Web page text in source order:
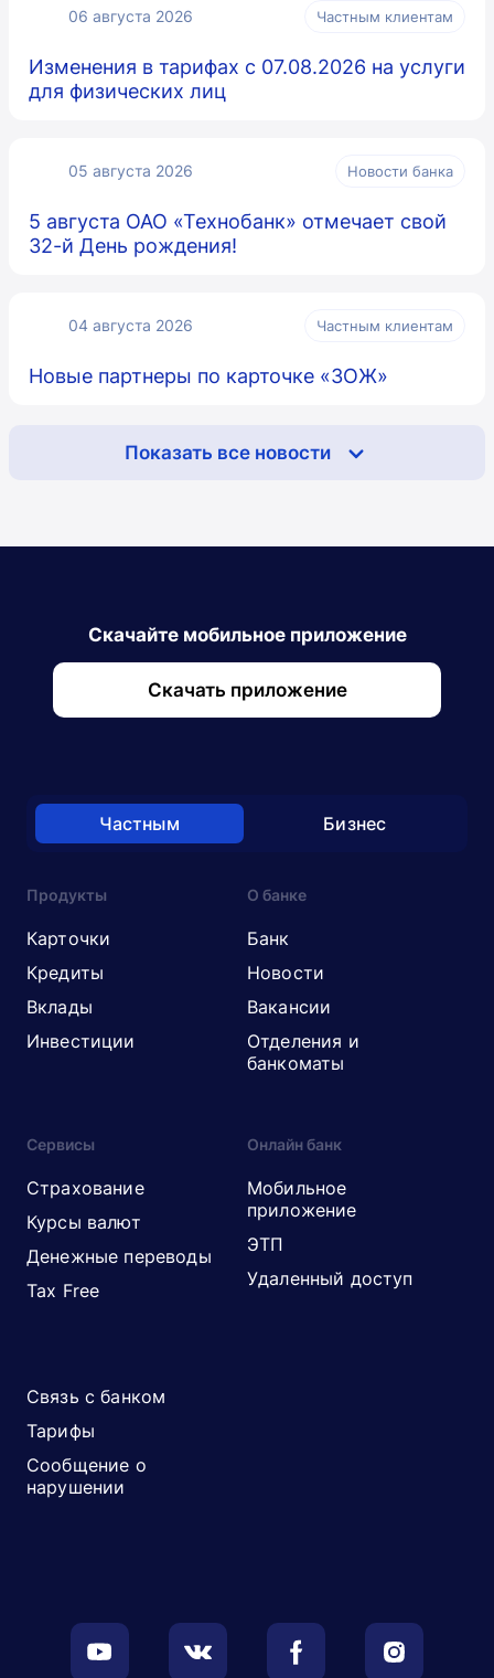
06 августа 2026 Частным клиентам
Изменения в тарифах с 07.08.2026 на услуги
для физических лиц
05 августа 2026 Новости банка
5 августа ОАО «Технобанк» отмечает свой
32-й День рождения!
04 августа 2026 Частным клиентам
Новые партнеры по карточке «ЗОЖ»
Показать все новости
Скачайте мобильное приложение
Скачать приложение
Частным Бизнес
Продукты
Карточки
Кредиты
Вклады
Инвестиции
О банке
Банк
Новости
Вакансии
Отделения и
банкоматы
Сервисы
Страхование
Курсы валют
Денежные переводы
Tax Free
Онлайн банк
Мобильное
приложение
ЭТП
Удаленный доступ
Связь с банком
Тарифы
Сообщение о
нарушении